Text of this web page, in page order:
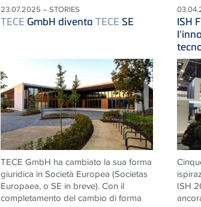
23.07.2025 – STORIES
TECE GmbH diventa TECE SE
TECE GmbH ha cambiato la sua forma
giuridica in Società Europea (Societas
Europaea, o SE in breve). Con il
completamento del cambio di forma
ISH
ISH